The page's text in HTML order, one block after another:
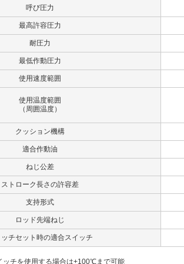
呼び圧力
最高許容圧力
耐圧力
最低作動圧力
使用速度範囲
使用温度範囲
（周囲温度）
クッション機構
適合作動油
ねじ公差
ストローク長さの許容差
支持形式
ロッド先端ねじ
チセット時の適合スイッチ
ッチを使用する場合は+100℃まで可能